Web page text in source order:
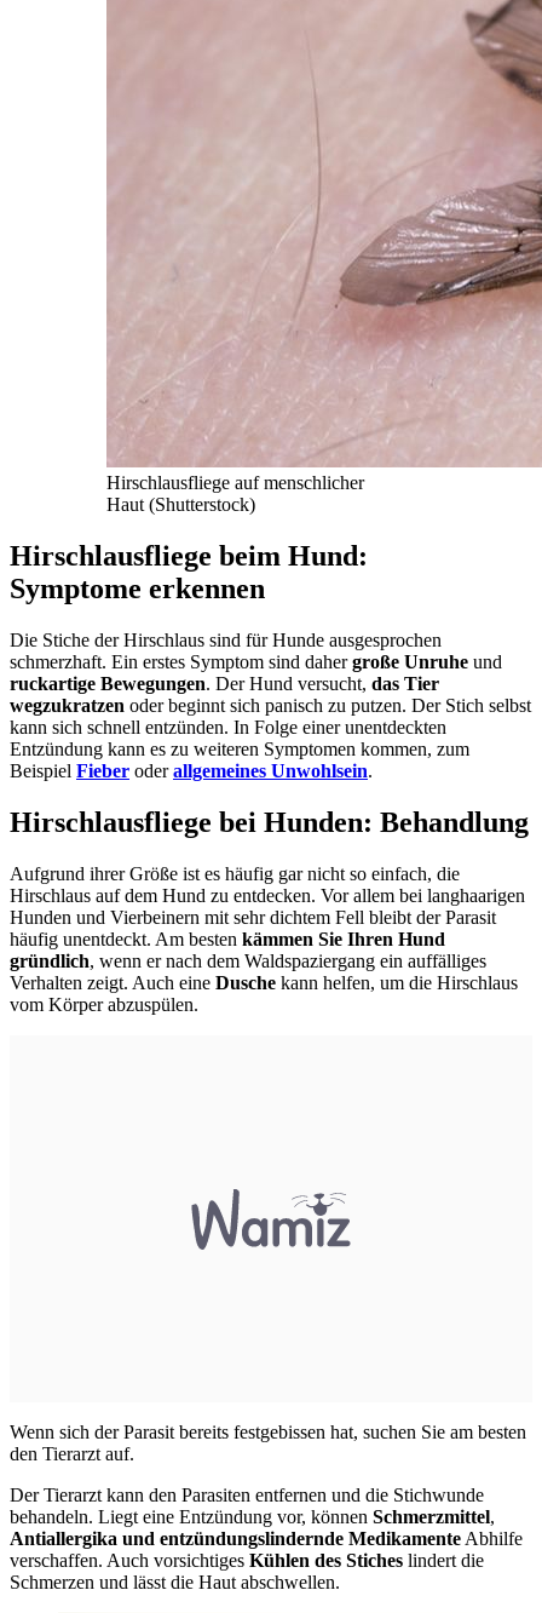
Hirschlausfliege auf menschlicher
Haut (Shutterstock)
Hirschlausfliege beim Hund:
Symptome erkennen
Die Stiche der Hirschlaus sind für Hunde ausgesprochen
schmerzhaft. Ein erstes Symptom sind dahergroße Unruhe und
ruckartige Bewegungen. Der Hund versucht, das Tier
wegzukratzen oder beginnt sich panisch zu putzen. Der Stich selbst
kann sich schnell entzünden. In Folge einer unentdeckten
Entzündung kann es zu weiteren Symptomen kommen, zum
Beispiel Fieber oderallgemeines Unwohlsein.
Hirschlausfliege bei Hunden: Behandlung
Aufgrund ihrer Größe ist es häufig gar nicht so einfach, die
Hirschlaus auf dem Hund zu entdecken. Vor allem bei langhaarigen
Hunden und Vierbeinern mit sehr dichtem Fell bleibt der Parasit
häufig unentdeckt. Am besten kämmen Sie Ihren Hund
gründlich, wenn er nach dem Waldspaziergang ein auffälliges
Verhalten zeigt. Auch eine Dusche kann helfen, um die Hirschlaus
vom Körper abzuspülen.
Wenn sich der Parasit bereits festgebissen hat, suchen Sie am besten
den Tierarzt auf.
Der Tierarzt kann den Parasiten entfernen und die Stichwunde
behandeln. Liegt eine Entzündung vor, können Schmerzmittel,
Antiallergika und entzündungslindernde Medikamente Abhilfe
verschaffen. Auch vorsichtiges Kühlen des Stiches lindert die
Schmerzen und lässt die Haut abschwellen.